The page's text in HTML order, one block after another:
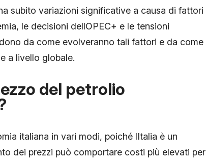
subito variazioni significative a causa di fattori
le decisioni dellOPEC+ e le tensioni
da come evolveranno tali fattori e da come
a livello globale.
del petrolio
italiana in vari modi, poiché lItalia è un
dei prezzi può comportare costi più elevati per